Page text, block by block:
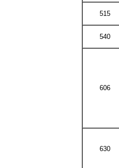
515
540
606
630